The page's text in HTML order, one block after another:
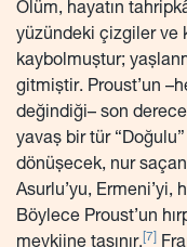
Ölüm, hayatın
yüzündeki çizgiler ve
kaybolmuştur;
gitmiştir. Proust’un
değindiği– son
yavaş bir tür “Doğulu”
dönüşecek, nur
Asurlu’yu, Ermeni’yi,
Böylece Proust’un
[7]